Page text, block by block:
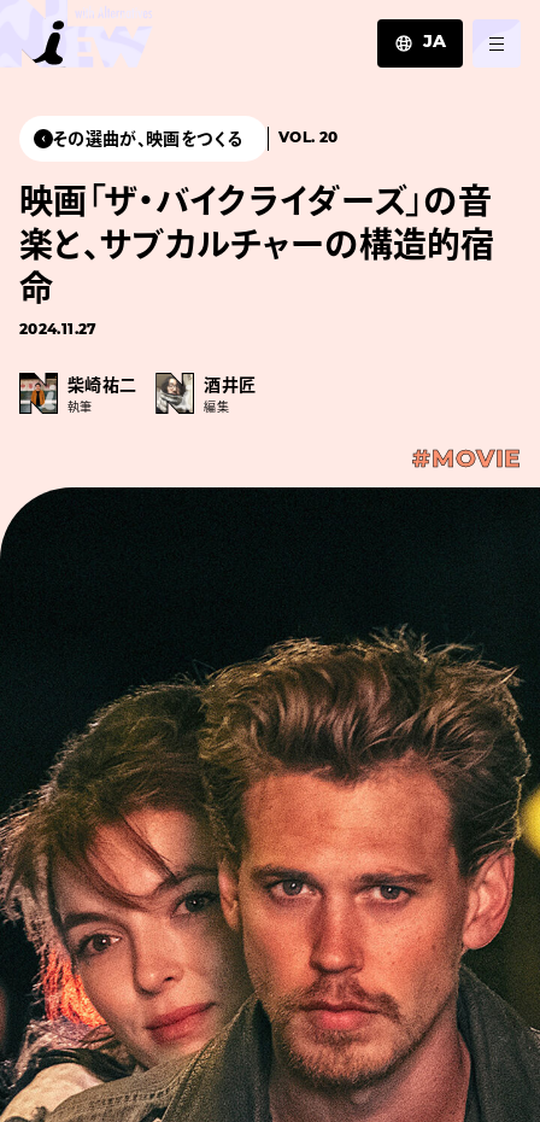
JA
その選曲が、映画をつくる VOL. 20
映画「ザ・バイクライダーズ」の音
楽と、サブカルチャーの構造的宿
命
2024.11.27
柴崎祐二
執筆
酒井匠
編集
#MOVIE